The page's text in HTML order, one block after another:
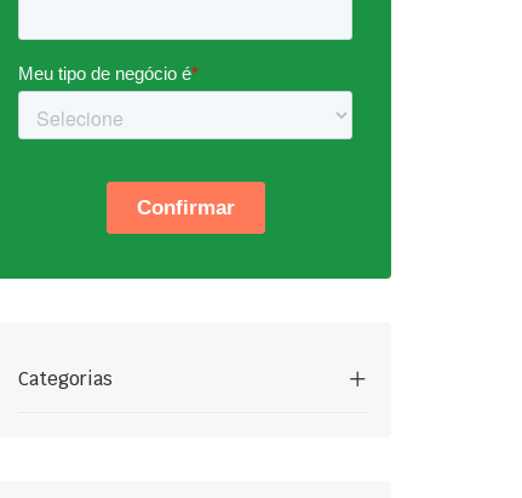
Categorias